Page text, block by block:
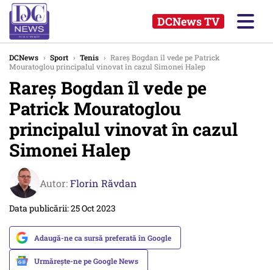
DCNews TV
DCNews › Sport › Tenis › Rareş Bogdan îl vede pe Patrick
Mouratoglou principalul vinovat în cazul Simonei Halep
Rareş Bogdan îl vede pe
Patrick Mouratoglou
principalul vinovat în cazul
Simonei Halep
Autor:Florin Răvdan
Data publicării: 25 Oct 2023
Adaugă-ne ca sursă preferată în Google
Urmărește-ne pe Google News